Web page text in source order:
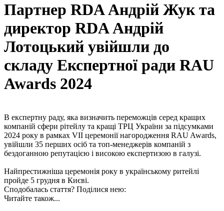
Партнер RDA Андрій Жук та
директор RDA Андрій
Лотоцький увійшли до
складу Експертної ради RAU
Awards 2024
В експертну раду, яка визначить переможців серед кращих
компаній сфери рітейлу та кращі ТРЦ України за підсумками
2024 року в рамках VIІ церемонії нагородження RAU Awards,
увійшли 35 перших осіб та топ-менеджерів компаній з
бездоганною репутацією і високою експертизою в галузі.
Найпрестижніша церемонія року в українському ритейлі
пройде 5 грудня в Києві.
Сподобалась стаття? Поділися нею:
Читайте також...